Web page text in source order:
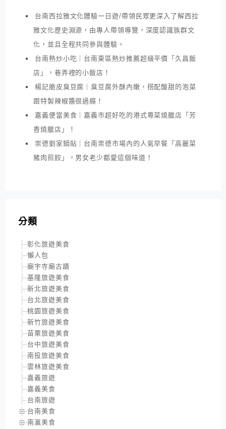
台南西拉雅文化體驗一日遊/帶領民眾更深入了解西拉
雅文化歷史淵源，由專人帶領導覽，深度認識族群文
化，並且全程共同參與體驗。
台南熱炒小吃｜台南東區熱炒推薦超級平價「久昌飯
店」，巷弄裡的小飯店！
楊記脆皮臭豆腐｜臭豆腐外酥內嫩，搭配酸甜的泡菜
跟特製辣椒醬很過癮！
嘉義便當美食｜嘉義市超好吃的港式粵菜燒臘店「芳
香燒臘店」！
崇德劉家鍋貼｜台南崇德市場內的人氣早餐「高麗菜
豬肉煎餃」，男女老少都愛這個味道！
分類
彰化旅遊美食
懶人包
廟宇寺廟古蹟
基隆旅遊美食
新北旅遊美食
台北旅遊美食
桃園旅遊美食
新竹旅遊美食
苗栗旅遊美食
台中旅遊美食
南投旅遊美食
雲林旅遊美食
嘉義旅遊
嘉義美食
台南旅遊
台南美食
南瀛美食